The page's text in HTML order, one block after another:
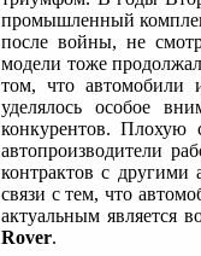
промышленный
после войны, не
модели тоже
том, что автомобили
уделялось особое
конкурентов. Плохую
автопроизводители
контрактов с
связи с тем, что
актуальным является
Rover.